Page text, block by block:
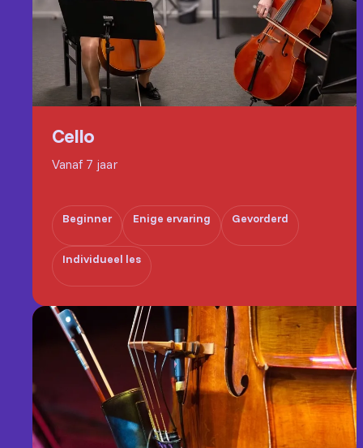
Cello
Vanaf 7 jaar
Beginner Enige ervaring Gevorderd
Individueel les